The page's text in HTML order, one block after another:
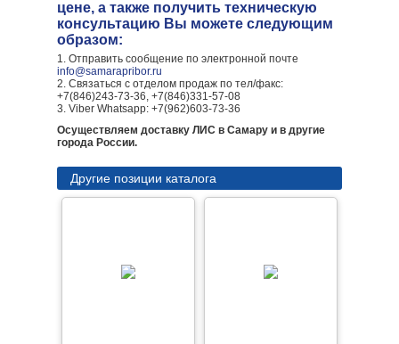
цене, а также получить техническую
консультацию Вы можете следующим
образом:
1. Отправить сообщение по электронной почте
info@samarapribor.ru
2. Связаться с отделом продаж по тел/факс:
+7(846)243-73-36, +7(846)331-57-08
3. Viber Whatsapp: +7(962)603-73-36
Осуществляем доставку ЛИС в Самару и в другие
города России.
Другие позиции каталога